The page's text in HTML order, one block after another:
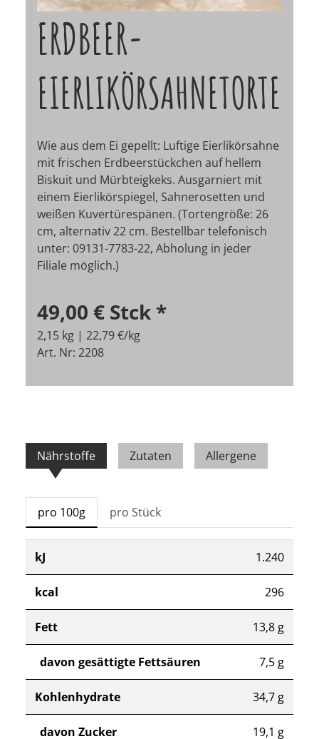
ERDBEER-
EIERLIKÖRSAHNETORTE
Wie aus dem Ei gepellt: Luftige Eierlikörsahne
mit frischen Erdbeerstückchen auf hellem
Biskuit und Mürbteigkeks. Ausgarniert mit
einem Eierlikörspiegel, Sahnerosetten und
weißen Kuvertürespänen. (Tortengröße: 26
cm, alternativ 22 cm. Bestellbar telefonisch
unter: 09131-7783-22, Abholung in jeder
Filiale möglich.)
49,00 € Stck *
2,15 kg | 22,79 €/kg
Art. Nr: 2208
Nährstoffe Zutaten Allergene
pro 100g pro Stück
kJ 1.240
kcal 296
Fett 13,8 g
davon gesättigte Fettsäuren 7,5 g
Kohlenhydrate 34,7 g
davon Zucker 19,1 g